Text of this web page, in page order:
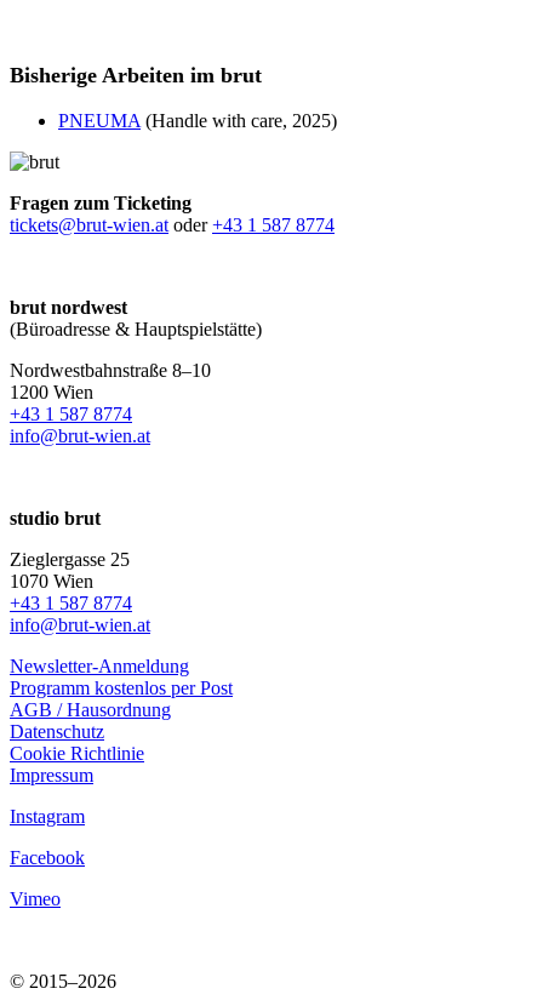
Bisherige Arbeiten im brut
PNEUMA (Handle with care, 2025)
Fragen zum Ticketing
tickets@brut-wien.at oder+43 1 587 8774
brut nordwest
(Büroadresse & Hauptspielstätte)
Nordwestbahnstraße 8–10
1200 Wien
+43 1 587 8774
info@brut-wien.at
studio brut
Zieglergasse 25
1070 Wien
+43 1 587 8774
info@brut-wien.at
Newsletter-Anmeldung
Programm kostenlos per Post
AGB / Hausordnung
Datenschutz
Cookie Richtlinie
Impressum
Instagram
Facebook
Vimeo
© 2015–2026